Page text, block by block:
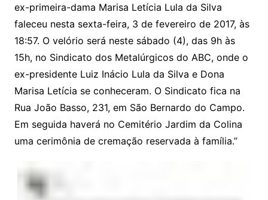
ex-primeira-dama Marisa Letícia Lula da Silva
faleceu nesta sexta-feira, 3 de fevereiro de 2017, às
18:57. O velório será neste sábado (4), das 9h às
15h, no Sindicato dos Metalúrgicos do ABC, onde o
ex-presidente Luiz Inácio Lula da Silva e Dona
Marisa Letícia se conheceram. O Sindicato fica na
Rua João Basso, 231, em São Bernardo do Campo.
Em seguida haverá no Cemitério Jardim da Colina
uma cerimônia de cremação reservada à família.”